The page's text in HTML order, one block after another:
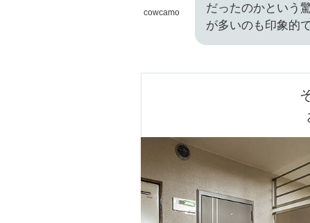
cowcamo
だったのかという
が多いのも印象的